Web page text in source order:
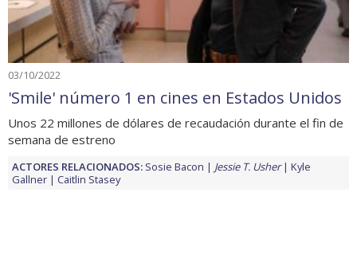
03/10/2022
'Smile' número 1 en cines en Estados Unidos
Unos 22 millones de dólares de recaudación durante el fin de
semana de estreno
ACTORES RELACIONADOS: Sosie Bacon Jessie T. Usher
Kyle
Gallner
Caitlin Stasey